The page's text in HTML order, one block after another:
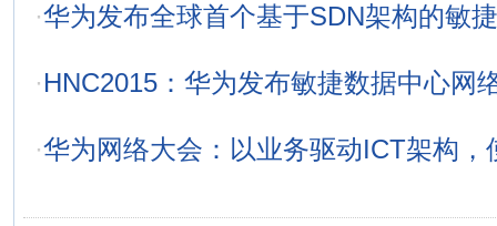
·华为发布全球首个基于SDN架构的敏
·HNC2015：华为发布敏捷数据中心网
·华为网络大会：以业务驱动ICT架构，